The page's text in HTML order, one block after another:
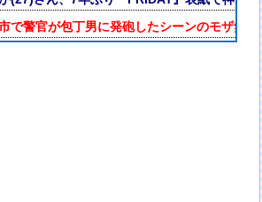
で警官が包丁男に発砲したシーンのモザ無